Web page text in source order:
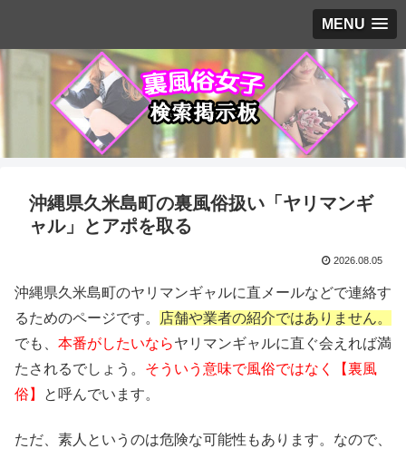
MENU
沖縄県久米島町の裏風俗扱い「ヤリマンギ
ャル」とアポを取る
2026.08.05
沖縄県久米島町のヤリマンギャルに直メールなどで連絡す
るためのページです。
店舗や業者の紹介ではありません。
でも、 本番がしたいならヤリマンギャルに直ぐ会えれば満
たされるでしょう。 そういう意味で風俗ではなく【裏風
俗】
と呼んでいます。
ただ、素人というのは危険な可能性もあります。なので、